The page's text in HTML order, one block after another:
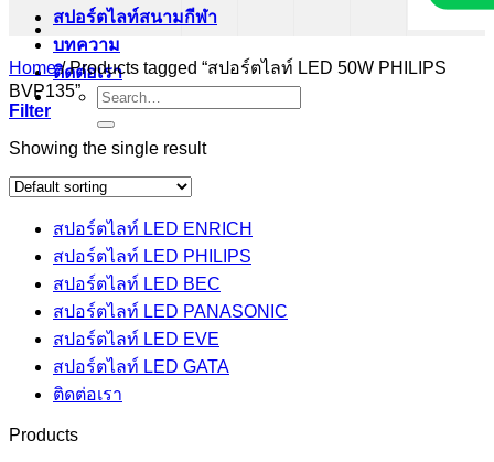
สปอร์ตไลท์สนามกีฬา
บทความ
ติดต่อเรา
Search
for:
Home /Products tagged “สปอร์ตไลท์ LED 50W PHILIPS
BVP135”
Filter
Showing the single result
สปอร์ตไลท์ LED ENRICH
สปอร์ตไลท์ LED PHILIPS
สปอร์ตไลท์ LED BEC
สปอร์ตไลท์ LED PANASONIC
สปอร์ตไลท์ LED EVE
สปอร์ตไลท์ LED GATA
ติดต่อเรา
Products